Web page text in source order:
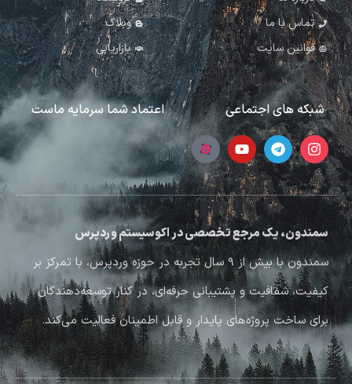
تماس با ما
قوانین سایت
وبلاگ
بازاریابی
شبکه های اجتماعی اعتماد شما سرمایه ماست
سمندون، یک مرجع تخصصی در اکوسیستم وردپرس
سمندون با بیش از ۹ سال تجربه در حوزه وردپرس، با تمرکز بر
کیفیت، شفافیت و پشتیبانی حرفه‌ای، در کنار توسعه‌دهندگان
برای ساخت پروژه‌های پایدار و قابل اطمینان فعالیت می‌کند.